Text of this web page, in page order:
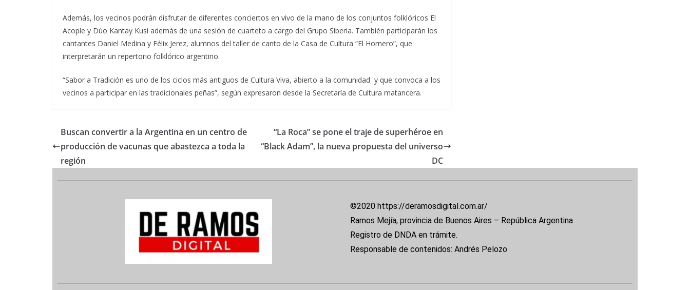
Además, los vecinos podrán disfrutar de diferentes conciertos en vivo de la mano de los conjuntos folklóricos El
Acople y Dúo Kantay Kusi además de una sesión de cuarteto a cargo del Grupo Siberia. También participarán los
cantantes Daniel Medina y Félix Jerez, alumnos del taller de canto de la Casa de Cultura “El Hornero”, que
interpretarán un repertorio folklórico argentino.
“Sabor a Tradición es uno de los ciclos más antiguos de Cultura Viva, abierto a la comunidad y que convoca a los
vecinos a participar en las tradicionales peñas”, según expresaron desde la Secretaría de Cultura matancera.
Buscan convertir a la Argentina en un centro de
producción de vacunas que abastezca a toda la
región
“La Roca” se pone el traje de superhéroe en
“Black Adam”, la nueva propuesta del universo
DC
©2020 https://deramosdigital.com.ar/
Ramos Mejía, provincia de Buenos Aires – República Argentina
Registro de DNDA en trámite.
Responsable de contenidos: Andrés Pelozo